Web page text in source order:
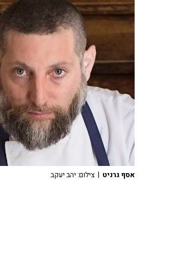
אסף גרניט | צילום: יהב יעקב